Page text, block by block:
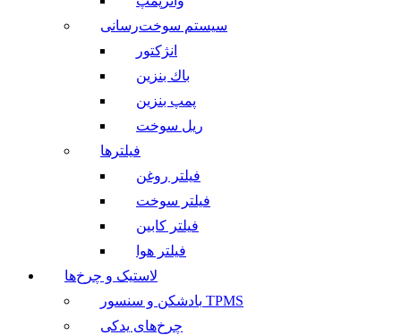
سیستم سوخت‌رسانی
انژکتور
باك بنزین
پمپ بنزین
ریل سوخت
فیلترها
فیلتر روغن
فیلتر سوخت
فیلتر کابین
فیلتر هوا
لاستیک و چرخ‌ها
بادشکن و سنسور TPMS
چرخ‌های یدکی